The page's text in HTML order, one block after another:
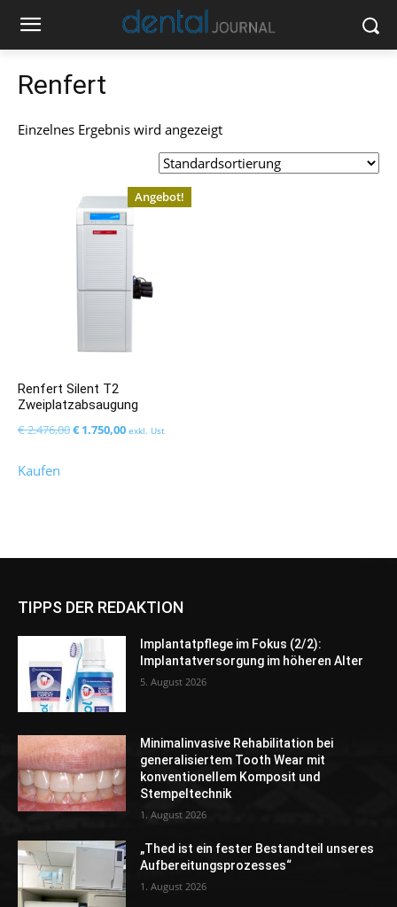
Renfert
Einzelnes Ergebnis wird angezeigt
Angebot!
Renfert Silent T2
Zweiplatzabsaugung
€2.476,00Ursprünglicher
€ 1.750,00Aktueller
exkl. Ust
Kaufen
TIPPS DER REDAKTION
Implantatpflege im Fokus (2/2):
Implantatversorgung im höheren Alter
5. August 2026
Minimalinvasive Rehabilitation bei
generalisiertem Tooth Wear mit
konventionellem Komposit und
Stempeltechnik
1. August 2026
„Thed ist ein fester Bestandteil unseres
Aufbereitungsprozesses“
1. August 2026